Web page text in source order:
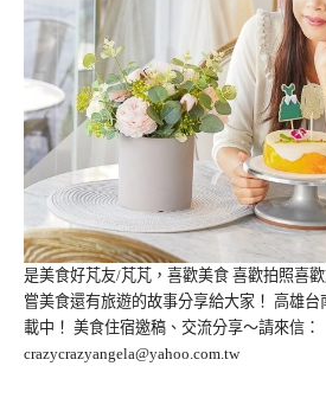
是美食好芃友/芃芃，喜歡美食 喜歡拍照喜
嘗美食還有旅遊的故事分享給大家！ 高雄
載中！ 美食住宿邀稿、交流分享～請來信：
crazycrazyangela@yahoo.com.tw